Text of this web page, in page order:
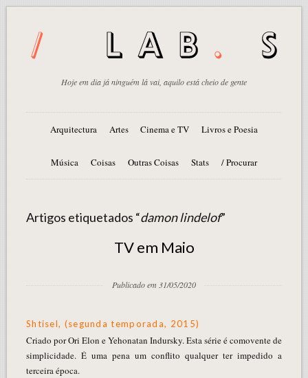
Hoje em dia já ninguém lá vai, aquilo está cheio de gente
Arquitectura Artes Cinema e TV Livros e Poesia
Música Coisas Outras Coisas Stats / Procurar
Artigos etiquetados “damon lindelof”
TV em Maio
Publicado em 31/05/2020
Shtisel, (segunda temporada, 2015)
Criado por Ori Elon e Yehonatan Indursky. Esta série é comovente de
simplicidade. É uma pena um conflito qualquer ter impedido a
terceira época.